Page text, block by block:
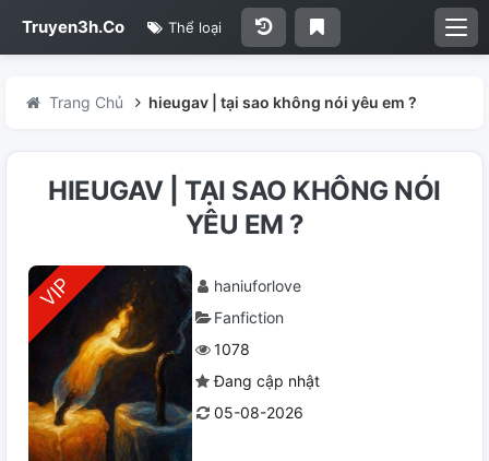
Truyen3h.Co Thể loại
Trang Chủ hieugav | tại sao không nói yêu em ?
HIEUGAV | TẠI SAO KHÔNG NÓI
YÊU EM ?
haniuforlove
Fanfiction
1078
Đang cập nhật
05-08-2026